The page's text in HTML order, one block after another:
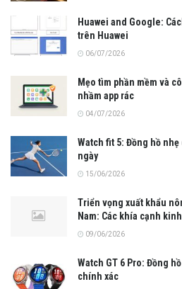
Huawei and Google:
trên Huawei
06/07/2026
Mẹo tìm phần mềm và
nhầm app rác
04/07/2026
Watch fit 5: Đồng hồ
ngày
15/06/2026
Triển vọng xuất khẩu
Nam: Các khía cạnh
09/06/2026
Watch GT 6 Pro: Đồng
chính xác